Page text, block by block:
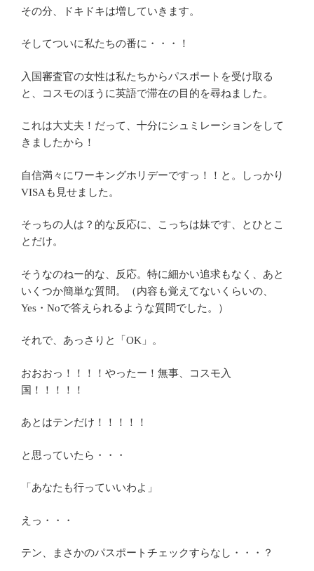
その分、ドキドキは増していきます。
そしてついに私たちの番に・・・！
入国審査官の女性は私たちからパスポートを受け取る
と、コスモのほうに英語で滞在の目的を尋ねました。
これは大丈夫！だって、十分にシュミレーションをして
きましたから！
自信満々にワーキングホリデーですっ！！と。しっかり
VISAも見せました。
そっちの人は？的な反応に、こっちは妹です、とひとこ
とだけ。
そうなのねー的な、反応。特に細かい追求もなく、あと
いくつか簡単な質問。（内容も覚えてないくらいの、
Yes・Noで答えられるような質問でした。）
それで、あっさりと「OK」。
おおおっ！！！！やったー！無事、コスモ入
国！！！！！
あとはテンだけ！！！！！
と思っていたら・・・
「あなたも行っていいわよ」
えっ・・・
テン、まさかのパスポートチェックすらなし・・・？